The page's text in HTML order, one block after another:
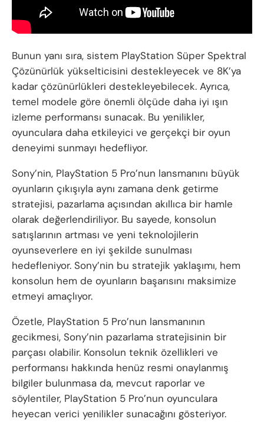
Bunun yanı sıra, sistem PlayStation Süper Spektral
Çözünürlük yükselticisini destekleyecek ve 8K’ya
kadar çözünürlükleri destekleyebilecek. Ayrıca,
temel modele göre önemli ölçüde daha iyi ışın
izleme performansı sunacak. Bu yenilikler,
oyunculara daha etkileyici ve gerçekçi bir oyun
deneyimi sunmayı hedefliyor.
Sony’nin, PlayStation 5 Pro’nun lansmanını büyük
oyunların çıkışıyla aynı zamana denk getirme
stratejisi, pazarlama açısından akıllıca bir hamle
olarak değerlendiriliyor. Bu sayede, konsolun
satışlarının artması ve yeni teknolojilerin
oyunseverlere en iyi şekilde sunulması
hedefleniyor. Sony’nin bu stratejik yaklaşımı, hem
konsolun hem de oyunların başarısını maksimize
etmeyi amaçlıyor.
Özetle, PlayStation 5 Pro’nun lansmanının
gecikmesi, Sony’nin pazarlama stratejisinin bir
parçası olabilir. Konsolun teknik özellikleri ve
performansı hakkında henüz resmi onaylanmış
bilgiler bulunmasa da, mevcut raporlar ve
söylentiler, PlayStation 5 Pro’nun oyunculara
heyecan verici yenilikler sunacağını gösteriyor.